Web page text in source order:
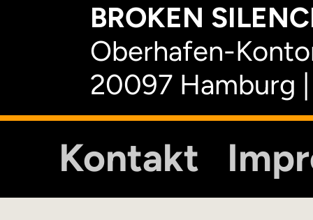
BROKEN
Oberhafen-
20097 Hamburg
Kontakt